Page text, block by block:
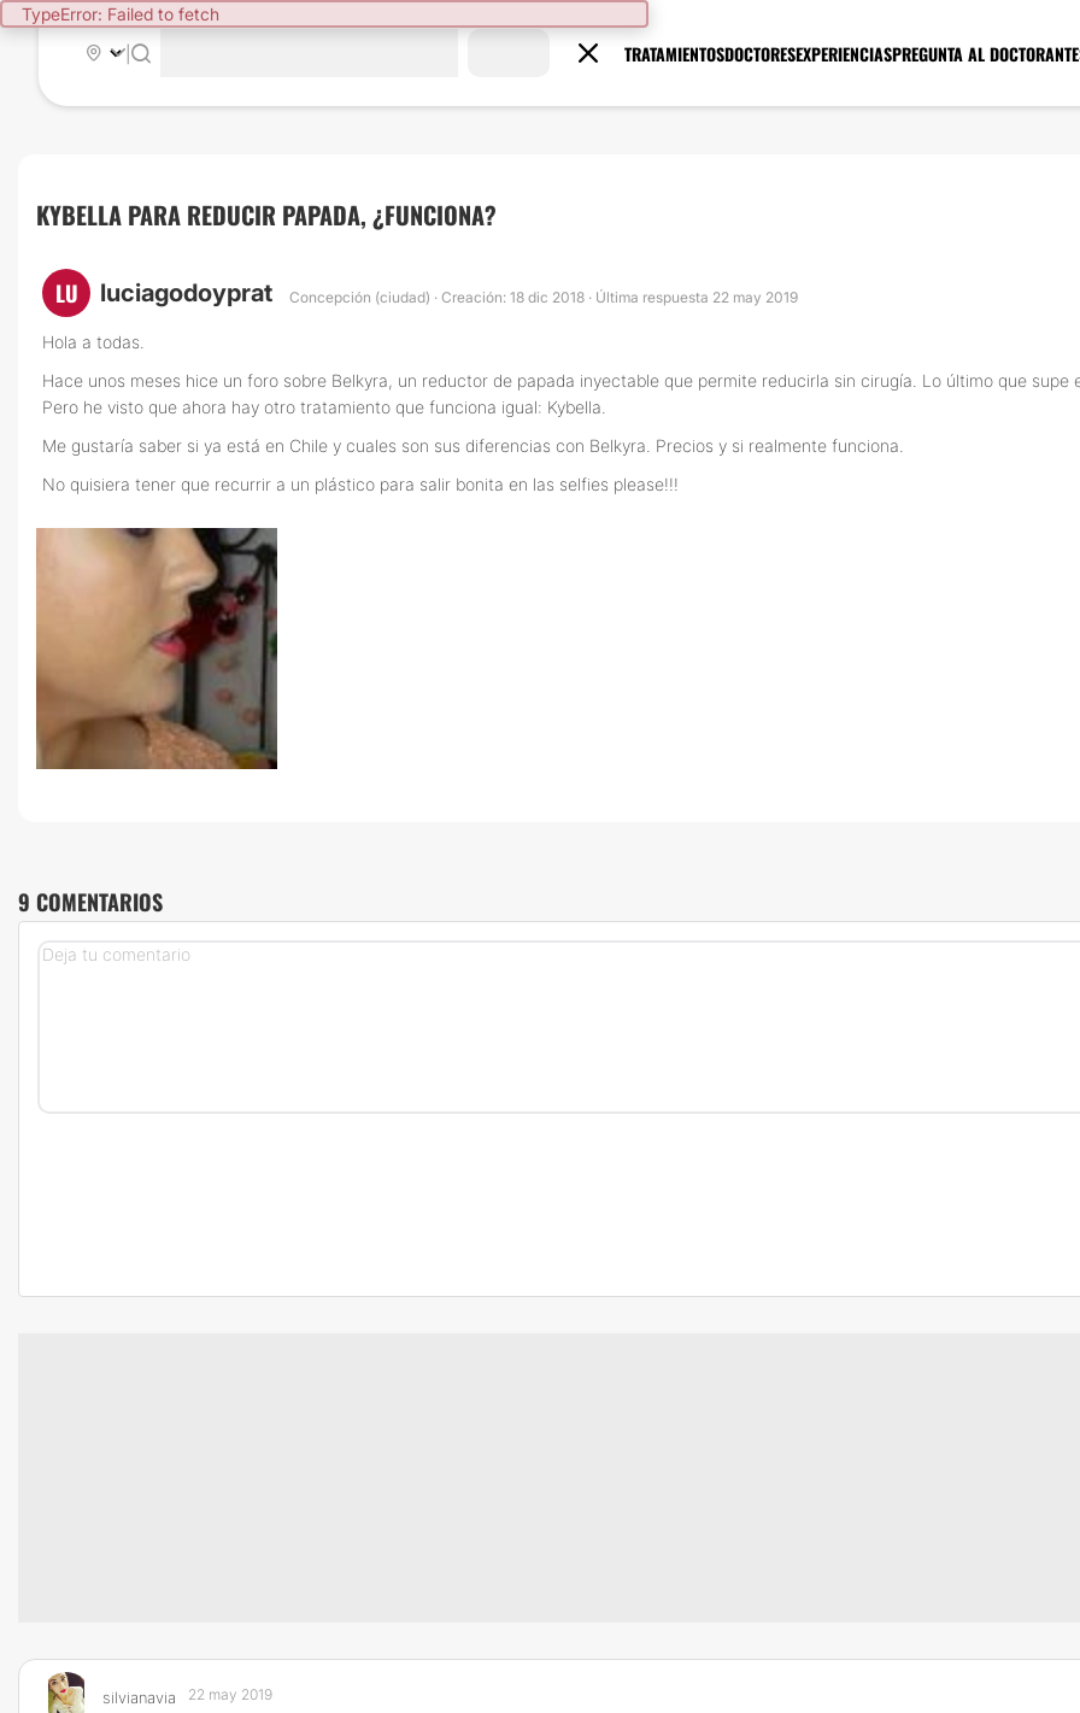
TypeError: Failed to fetch
TRATAMIENTOSDOCTORESEXPERIENCIASPREGUNTA AL DOCTOR
|
KYBELLA PARA REDUCIR PAPADA, ¿FUNCIONA?
LU luciagodoyprat Concepción (ciudad) · Creación: 18 dic 2018 · Última respuesta 22 may 2019
Hola a todas.
Hace unos meses hice un foro sobre Belkyra, un reductor de papada inyectable que permite reducirla sin cirugía. Lo último que
Pero he visto que ahora hay otro tratamiento que funciona igual: Kybella.
Me gustaría saber si ya está en Chile y cuales son sus diferencias con Belkyra. Precios y si realmente funciona.
No quisiera tener que recurrir a un plástico para salir bonita en las selfies please!!!
9 COMENTARIOS
silvianavia 22 may 2019